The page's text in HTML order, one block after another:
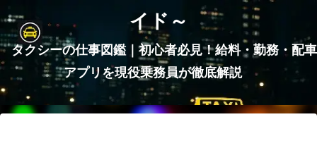
イド～
タクシーの仕事図鑑｜初心者必見！給料・勤務・配車
アプリを現役乗務員が徹底解説